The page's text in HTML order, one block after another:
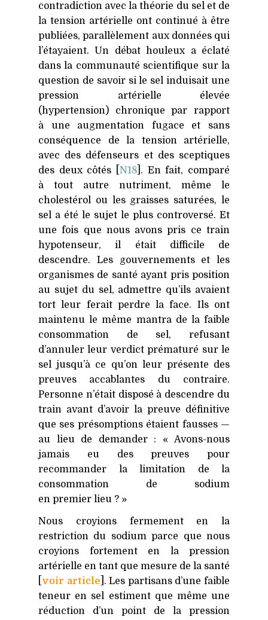
contradiction avec la théorie du sel et de
la tension artérielle ont continué à être
publiées, parallèlement aux données qui
l’étayaient. Un débat houleux a éclaté
dans la communauté scientifique sur la
question de savoir si le sel induisait une
pression artérielle élevée
(hypertension) chronique par rapport
à une augmentation fugace et sans
conséquence de la tension artérielle,
avec des défenseurs et des sceptiques
des deux côtés [ N18 ]. En fait, comparé
à tout autre nutriment, même le
cholestérol ou les graisses saturées, le
sel a été le sujet le plus controversé. Et
une fois que nous avons pris ce train
hypotenseur, il était difficile de
descendre. Les gouvernements et les
organismes de santé ayant pris position
au sujet du sel, admettre qu’ils avaient
tort leur ferait perdre la face. Ils ont
maintenu le même mantra de la faible
consommation de sel, refusant
d’annuler leur verdict prématuré sur le
sel jusqu’à ce qu’on leur présente des
preuves accablantes du contraire.
Personne n’était disposé à descendre du
train avant d’avoir la preuve définitive
que ses présomptions étaient fausses —
au lieu de demander : « Avons-nous
jamais eu des preuves pour
recommander la limitation de la
consommation de sodium
en premier lieu ? »
Nous croyions fermement en la
restriction du sodium parce que nous
croyions fortement en la pression
artérielle en tant que mesure de la santé
voir article ]. Les partisans d’une faible
teneur en sel estiment que même une
réduction d’un point de la pression